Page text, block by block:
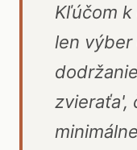
Kľúčom
len výber
zvieraťa',